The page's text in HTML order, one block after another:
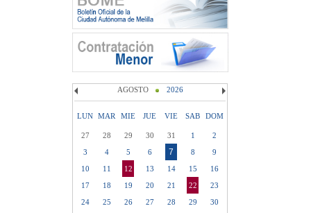
AGOSTO 2026
LUN MAR MIE JUE VIE SAB DOM
27 28 29 30 31 1
2
3
4 5 6 7 8
9
10
11 12 13 14 15
16
17
18 19 20 21 22
23
24
25 26 27 28 29
30